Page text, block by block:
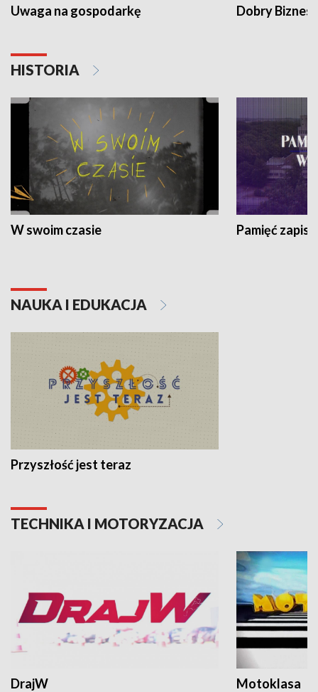
Uwaga na gospodarkę Dobry Biznes
HISTORIA
W swoim czasie Pamięć
NAUKA I EDUKACJA
Przyszłość jest teraz
TECHNIKA I MOTORYZACJA
DrajW Motoklasa